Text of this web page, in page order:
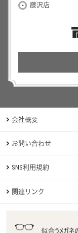
藤沢店
会社概要
お問い合わせ
SNS利用規約
関連リンク